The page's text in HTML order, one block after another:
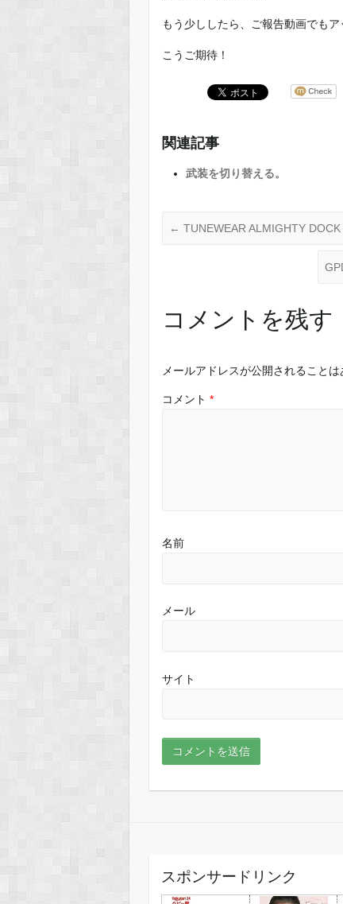
もう少ししたら、ご報告動画でも
こうご期待！
関連記事
武装を切り替える。
← TUNEWEAR ALMIGHTY DOCK
コメントを残す
メールアドレスが公開されることは
コメント*
名前
メール
サイト
スポンサードリンク